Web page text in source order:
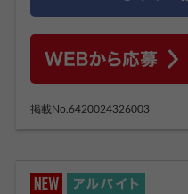
掲載No.6420024326003